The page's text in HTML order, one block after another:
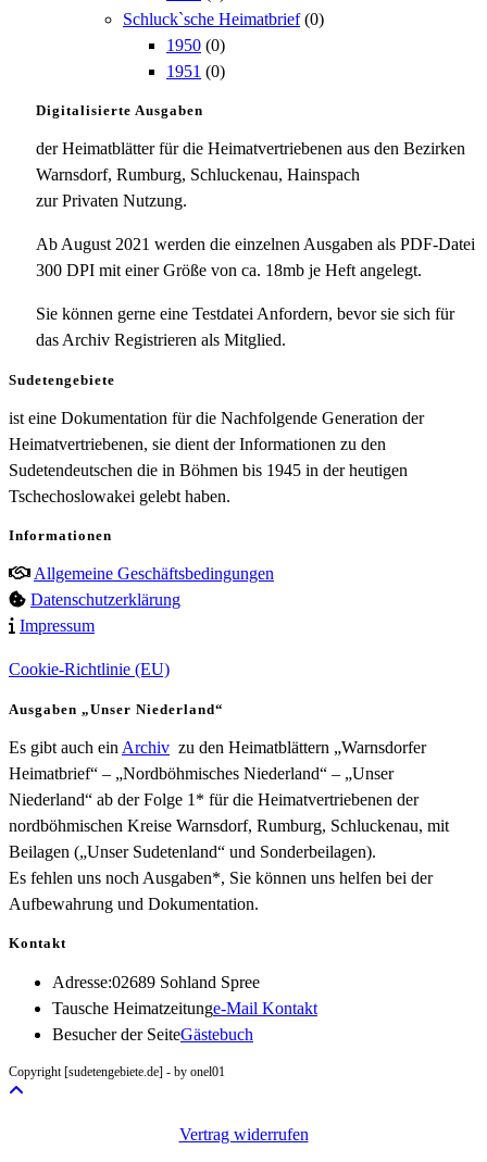
Schluck`sche Heimatbrief (0)
1950 (0)
1951 (0)
Digitalisierte Ausgaben
der Heimatblätter für die Heimatvertriebenen aus den Bezirken
Warnsdorf, Rumburg, Schluckenau, Hainspach
zur Privaten Nutzung.
Ab August 2021 werden die einzelnen Ausgaben als PDF-Datei
300 DPI mit einer Größe von ca. 18mb je Heft angelegt.
Sie können gerne eine Testdatei Anfordern, bevor sie sich für
das Archiv Registrieren als Mitglied.
Sudetengebiete
ist eine Dokumentation für die Nachfolgende Generation der
Heimatvertriebenen, sie dient der Informationen zu den
Sudetendeutschen die in Böhmen bis 1945 in der heutigen
Tschechoslowakei gelebt haben.
Informationen
Allgemeine Geschäftsbedingungen
Datenschutzerklärung
Impressum
Cookie-Richtlinie (EU)
Ausgaben „Unser Niederland“
Es gibt auch ein Archiv zu den Heimatblättern „Warnsdorfer
Heimatbrief“ – „Nordböhmisches Niederland“ – „Unser
Niederland“ ab der Folge 1* für die Heimatvertriebenen der
nordböhmischen Kreise Warnsdorf, Rumburg, Schluckenau, mit
Beilagen („Unser Sudetenland“ und Sonderbeilagen).
Es fehlen uns noch Ausgaben*, Sie können uns helfen bei der
Aufbewahrung und Dokumentation.
Kontakt
Adresse:02689 Sohland Spree
Tausche Heimatzeitunge-Mail KontaktOpens
Besucher der SeiteGästebuch
Copyright [sudetengebiete.de] - by onel01
Vertrag widerrufen